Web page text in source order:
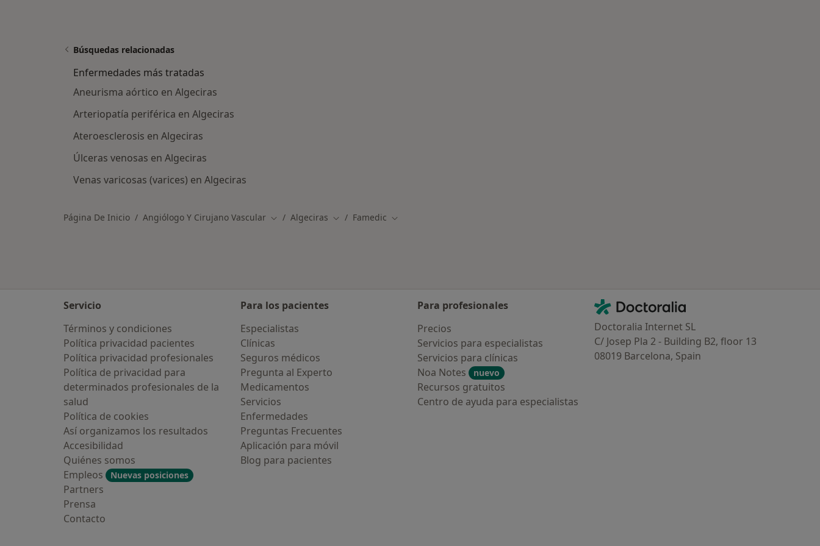
Búsquedas relacionadas
Enfermedades más tratadas
Aneurisma aórtico en Algeciras
Arteriopatía periférica en Algeciras
Ateroesclerosis en Algeciras
Úlceras venosas en Algeciras
Venas varicosas (varices) en Algeciras
Página De Inicio Angiólogo Y Cirujano Vascular Cambiar de ciudad
Algeciras Cambiar de ciudad
Famedic Cambiar de ciudad
Servicio
Términos y condiciones
Política privacidad pacientes
Política privacidad profesionales
Política de privacidad para
determinados profesionales de la
salud
Política de cookies
Así organizamos los resultados
Accesibilidad
Quiénes somos
Empleos
Nuevas posiciones
Partners
Prensa
Contacto
Para los pacientes
Especialistas
Clínicas
Seguros médicos
Pregunta al Experto
Medicamentos
Servicios
Enfermedades
Preguntas Frecuentes
Aplicación para móvil
Blog para pacientes
Para profesionales
Precios
Servicios para especialistas
Servicios para clínicas
Noa Notes
nuevo
Recursos gratuitos
Centro de ayuda para especialistas
Contacto
Doctoralia - Página de inicio
Doctoralia Internet SL
C/ Josep Pla 2 - Building B2, floor 13
08019 Barcelona, Spain